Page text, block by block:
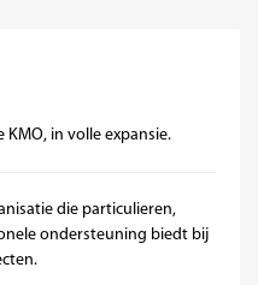
KMO, in volle expansie.
die particulieren,
ondersteuning biedt bij